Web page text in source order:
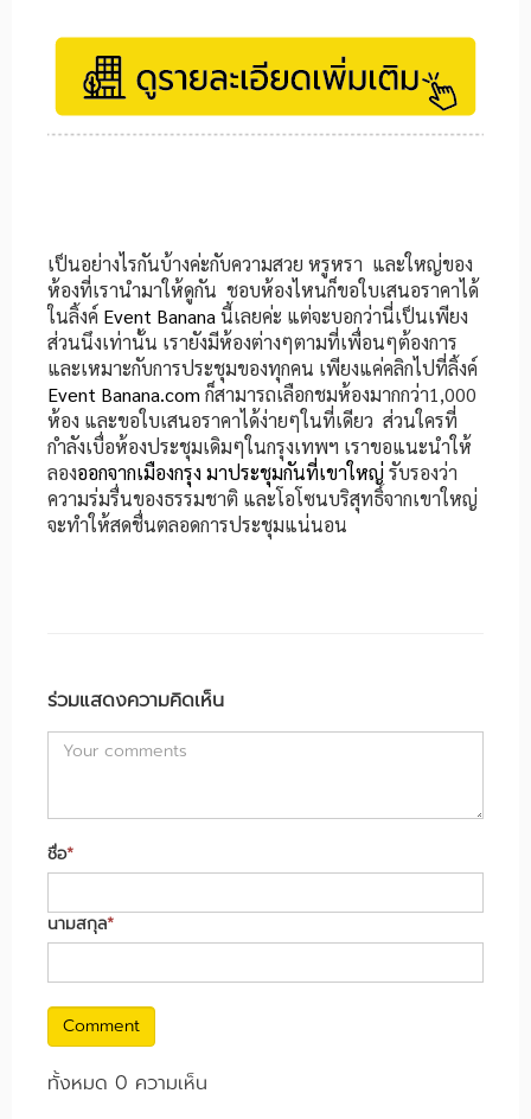
เป็นอย่างไรกันบ้างค่ะกับความสวย หรูหรา และใหญ่ของ
ห้องที่เรานำมาให้ดูกัน ชอบห้องไหนก็ขอใบเสนอราคาได้
ในลิ้งค์ Event Banana นี้เลยค่ะ แต่จะบอกว่านี่เป็นเพียง
ส่วนนึงเท่านั้น เรายังมีห้องต่างๆตามที่เพื่อนๆต้องการ
และเหมาะกับการประชุมของทุกคน เพียงแค่คลิกไปที่ลิ้งค์
Event Banana.com ก็สามารถเลือกชมห้องมากกว่า1,000
ห้อง และขอใบเสนอราคาได้ง่ายๆในที่เดียว ส่วนใครที่
กำลังเบื่อห้องประชุมเดิมๆในกรุงเทพฯ เราขอแนะนำให้
ลองออกจากเมืองกรุง มาประชุมกันที่เขาใหญ่ รับรองว่า
ความร่มรื่นของธรรมชาติ และโอโซนบริสุทธิ์จากเขาใหญ่
จะทำให้สดชื่นตลอดการประชุมแน่นอน
ร่วมแสดงความคิดเห็น
ชื่อ*
นามสกุล*
Comment
ทั้งหมด 0 ความเห็น